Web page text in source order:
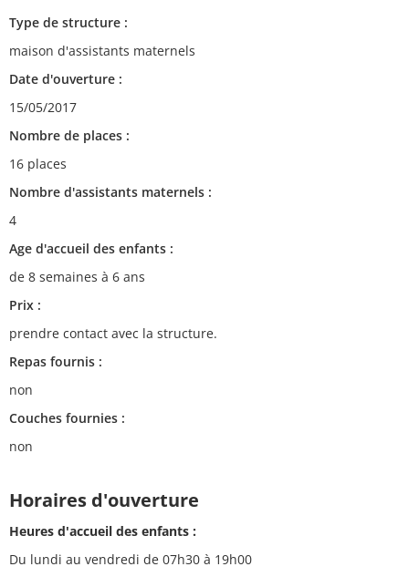
Type de structure :
maison d'assistants maternels
Date d'ouverture :
15/05/2017
Nombre de places :
16 places
Nombre d'assistants maternels :
4
Age d'accueil des enfants :
de 8 semaines à 6 ans
Prix :
prendre contact avec la structure.
Repas fournis :
non
Couches fournies :
non
Horaires d'ouverture
Heures d'accueil des enfants :
Du lundi au vendredi de 07h30 à 19h00